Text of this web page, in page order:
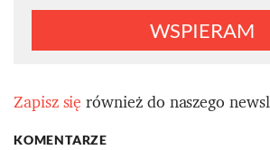
WSPIERAM
Zapisz sięrównież do naszego
KOMENTARZE